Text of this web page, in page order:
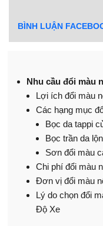
BÌNH LUẬN
Nhu cầu đổi màu
Lợi ích đổi màu
Các hạng mục
Bọc da tappi
Bọc trần da
Sơn đổi màu
Chi phí đổi màu
Đơn vị đổi màu
Lý do chọn đổi
Độ Xe